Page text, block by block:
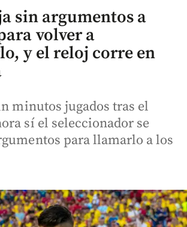
sin argumentos a
volver a
y el reloj corre en
minutos jugados tras el
sí el seleccionador se
para llamarlo a los